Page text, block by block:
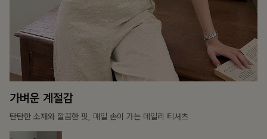
캣시어서커 버튼카라원피스+벨트SET
79,900 95,100원